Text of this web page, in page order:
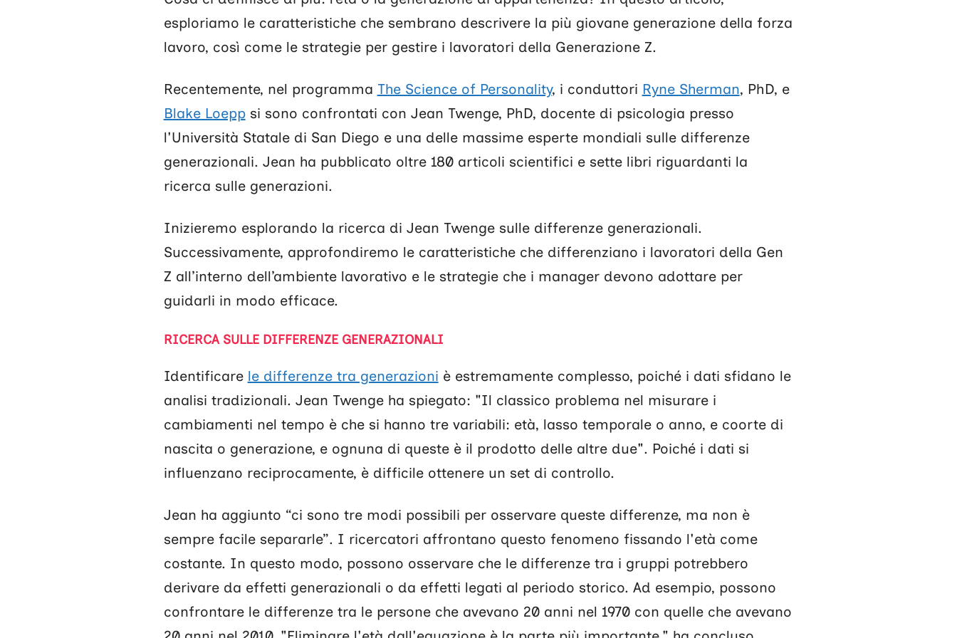
esploriamo le caratteristiche che sembrano descrivere la più giovane generazione della forza
lavoro, così come le strategie per gestire i lavoratori della Generazione Z.
Recentemente, nel programma The Science of Personality, i conduttori Ryne Sherman, PhD, e
Blake Loeppsi sono confrontati con Jean Twenge, PhD, docente di psicologia presso
l'Università Statale di San Diego e una delle massime esperte mondiali sulle differenze
generazionali. Jean ha pubblicato oltre 180 articoli scientifici e sette libri riguardanti la
ricerca sulle generazioni.
Inizieremo esplorando la ricerca di Jean Twenge sulle differenze generazionali.
Successivamente, approfondiremo le caratteristiche che differenziano i lavoratori della Gen
Z all’interno dell’ambiente lavorativo e le strategie che i manager devono adottare per
guidarli in modo efficace.
RICERCA SULLE DIFFERENZE GENERAZIONALI
Identificare le differenze tra generazioni è estremamente complesso, poiché i dati sfidano le
analisi tradizionali. Jean Twenge ha spiegato: "Il classico problema nel misurare i
cambiamenti nel tempo è che si hanno tre variabili: età, lasso temporale o anno, e coorte di
nascita o generazione, e ognuna di queste è il prodotto delle altre due". Poiché i dati si
influenzano reciprocamente, è difficile ottenere un set di controllo.
Jean ha aggiunto “ci sono tre modi possibili per osservare queste differenze, ma non è
sempre facile separarle”. I ricercatori affrontano questo fenomeno fissando l'età come
costante. In questo modo, possono osservare che le differenze tra i gruppi potrebbero
derivare da effetti generazionali o da effetti legati al periodo storico. Ad esempio, possono
confrontare le differenze tra le persone che avevano 20 anni nel 1970 con quelle che avevano